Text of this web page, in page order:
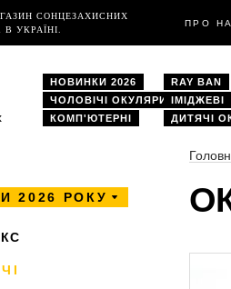
СОНЦЕЗАХИСНИХ
УКРАЇНІ.
ПРО
НОВИНКИ 2026 RAY BAN
ЧОЛОВІЧІ ОКУЛЯРИ
ІМІДЖЕВІ
КОМП'ЮТЕРНІ
ДИТЯЧІ
2026 РОКУ